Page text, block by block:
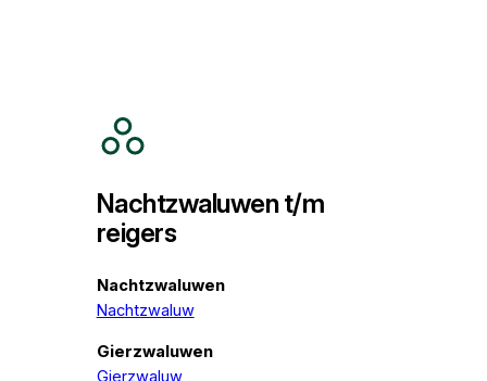
Nachtzwaluwen t/m
reigers
Nachtzwaluwen
Nachtzwaluw
Gierzwaluwen
Gierzwaluw